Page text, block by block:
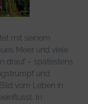
mit seinem
Meer und viele
drauf – spätestens
und
vom Leben in
In